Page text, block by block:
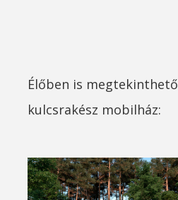
Élőben is megtekinthető
kulcsrakész mobilház: